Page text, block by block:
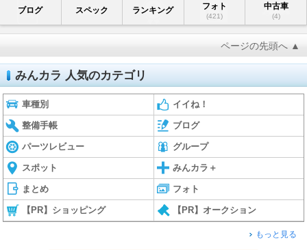
ブログ スペック ランキング フォト
(421)
中古車
(4)
ページの先頭へ ▲
みんカラ 人気のカテゴリ
車種別 イイね！
整備手帳 ブログ
パーツレビュー グループ
スポット みんカラ＋
まとめ フォト
【PR】ショッピング 【PR】オークション
もっと見る